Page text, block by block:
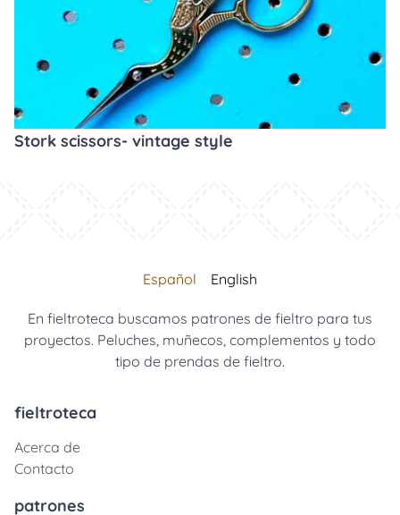
Stork scissors- vintage style
Español English
En fieltroteca buscamos patrones de fieltro para tus
proyectos. Peluches, muñecos, complementos y todo
tipo de prendas de fieltro.
fieltroteca
Acerca de
Contacto
patrones